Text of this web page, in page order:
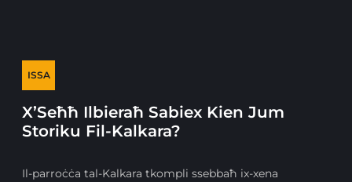
ISSA
X’Seħħ Ilbieraħ Sabiex Kien Jum
Storiku Fil-Kalkara?
Il-parroċċa tal-Kalkara tkompli ssebbaħ ix-xena